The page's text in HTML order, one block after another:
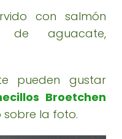
con salmón
aguacate,
pueden gustar
Broetchen
la foto.